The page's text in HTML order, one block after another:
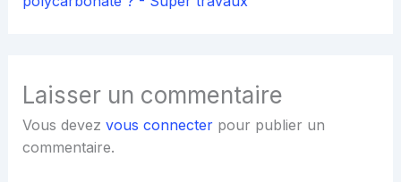
Laisser un commentaire
Vous devez vous connecterpour publier un
commentaire.